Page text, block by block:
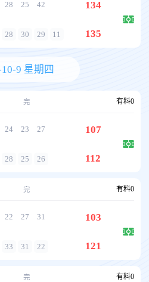
28 25 42
28 30 29 11
134
135
9 星期四
完 有料0
24 23 27
28 25 26
107
112
完 有料0
22 27 31
33 31 22
103
121
完 有料0